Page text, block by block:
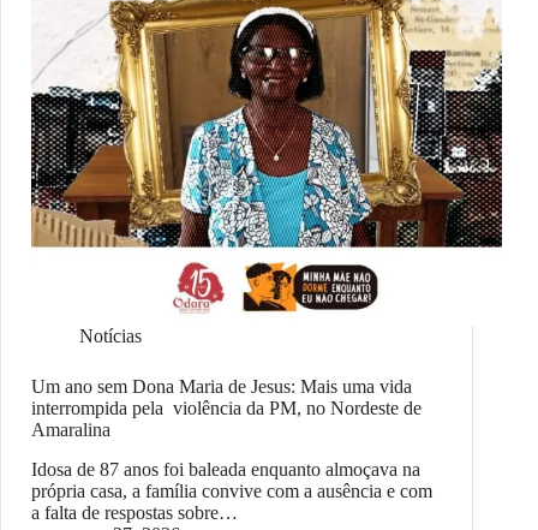
Notícias
Um ano sem Dona Maria de Jesus: Mais uma vida
interrompida pela violência da PM, no Nordeste de
Amaralina
Idosa de 87 anos foi baleada enquanto almoçava na
própria casa, a família convive com a ausência e com
a falta de respostas sobre…